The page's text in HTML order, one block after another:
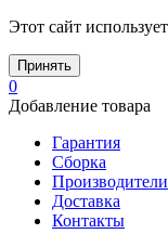
Этот сайт
Принять
0
Добавление товара
Гарантия
Сборка
Производители
Доставка
Контакты